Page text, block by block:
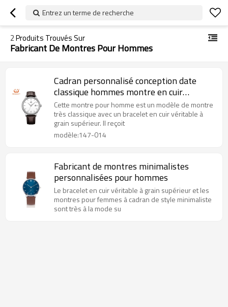
Entrez un terme de recherche
2Produits Trouvés Sur
Fabricant De Montres Pour Hommes
Cadran personnalisé conception date
classique hommes montre en cuir
fabricant d'usine
Cette montre pour homme est un modèle de montre
très classique avec un bracelet en cuir véritable à
grain supérieur. Il reçoit
modèle:147-014
Fabricant de montres minimalistes
personnalisées pour hommes
Le bracelet en cuir véritable à grain supérieur et les
montres pour femmes à cadran de style minimaliste
sont très à la mode su